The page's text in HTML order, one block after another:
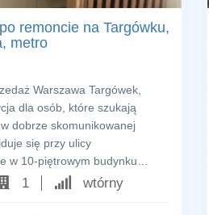
remoncie na Targówku,
metro
Warszawa Targówek,
dla osób, które szukają
dobrze skomunikowanej
się przy ulicy
w 10-piętrowym budynku…
1 wtórny